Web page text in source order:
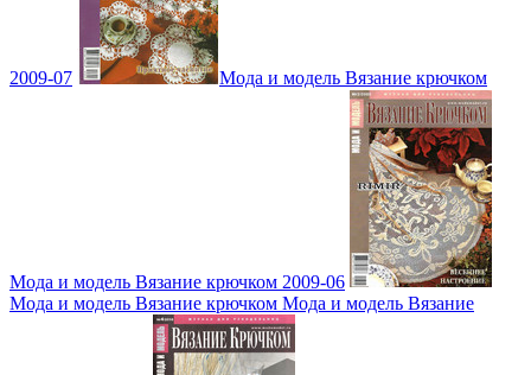
2009-07 Мода и модель Вязание крючком
Мода и модель Вязание крючком 2009-06
Мода и модель Вязание крючком Мода и модель Вязание